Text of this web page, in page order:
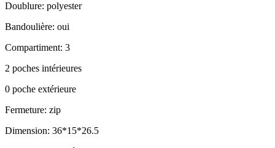
Doublure: polyester
Bandoulière: oui
Compartiment: 3
2 poches intérieures
0 poche extérieure
Fermeture: zip
Dimension: 36*15*26.5